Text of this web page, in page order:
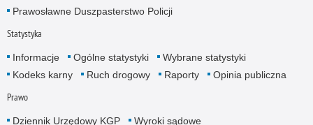
Prawosławne Duszpasterstwo Policji
Statystyka
Informacje Ogólne statystyki
Wybrane statystyki
Kodeks karny
Ruch drogowy Raporty Opinia publiczna
Prawo
Dziennik Urzędowy KGP Wyroki sądowe